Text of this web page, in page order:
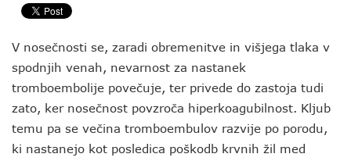
V nosečnosti se, zaradi obremenitve in višjega tlaka v
spodnjih venah, nevarnost za nastanek
tromboembolije povečuje, ter privede do zastoja tudi
zato, ker nosečnost povzroča hiperkoagubilnost. Kljub
temu pa se večina tromboembulov razvije po porodu,
ki nastanejo kot posledica poškodb krvnih žil med